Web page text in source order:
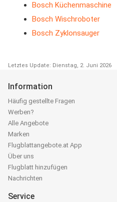
Bosch Küchenmaschine
Bosch Wischroboter
Bosch Zyklonsauger
Letztes Update: Dienstag, 2. Juni 2026
Information
Häufig gestellte Fragen
Werben?
Alle Angebote
Marken
Flugblattangebote.at App
Über uns
Flugblatt hinzufügen
Nachrichten
Service